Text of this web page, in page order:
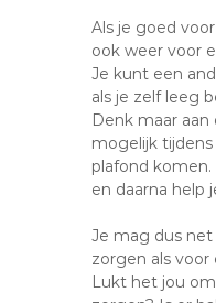
Als je goed
ook weer voor
Je kunt een
als je zelf leeg
Denk maar
mogelijk
plafond
en daarna help
Je mag dus
zorgen als voor
Lukt het jou